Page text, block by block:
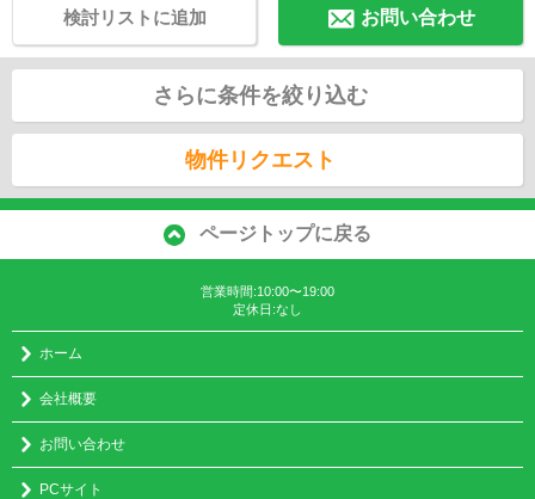
お問い合わせ
検討リストに追加
さらに条件を絞り込む
物件リクエスト
ページトップに戻る
営業時間:10:00〜19:00
定休日:なし
ホーム
会社概要
お問い合わせ
PCサイト